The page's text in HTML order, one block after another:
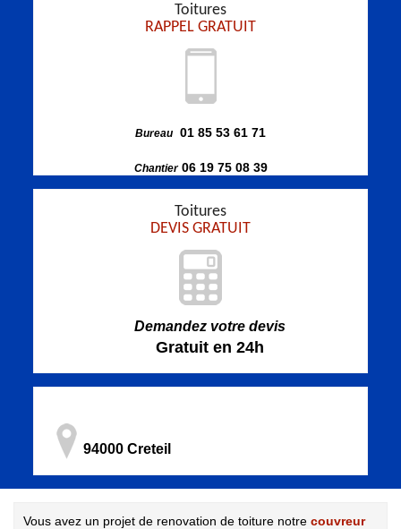
Toitures
RAPPEL GRATUIT
Bureau 01 85 53 61 71
Chantier06 19 75 08 39
Toitures
DEVIS GRATUIT
Demandez votre devis
Gratuit en 24h
94000 Creteil
Vous avez un projet de renovation de toiture notre couvreur